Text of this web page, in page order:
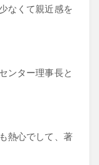
なくて親近感を
ンター理事長と
熱心でして、著